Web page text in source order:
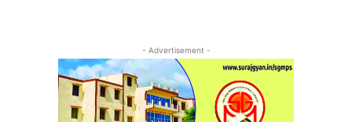
- Advertisement -